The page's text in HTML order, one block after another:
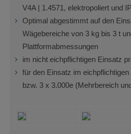
V4A | 1.4571, elektropoliert und
Optimal abgestimmt auf den
Wägebereiche von 3 kg bis 3 t
Plattformabmessungen
im nicht eichpflichtigen Einsatz
für den Einsatz im
bzw. 3 x 3.000e (Mehrbereich